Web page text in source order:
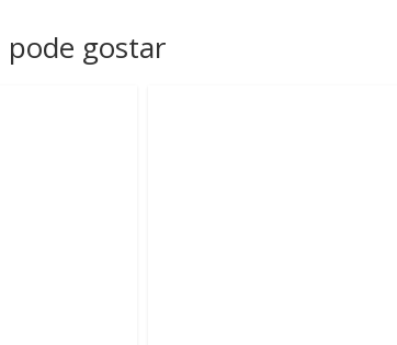
gostar